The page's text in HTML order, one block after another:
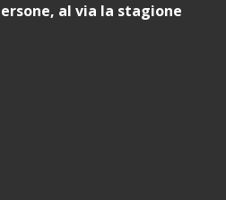
al via la stagione